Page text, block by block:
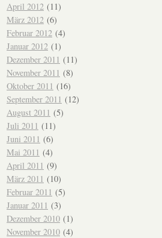
April 2012 (11)
März 2012 (6)
Februar 2012 (4)
Januar 2012 (1)
Dezember 2011 (11)
November 2011 (8)
Oktober 2011 (16)
September 2011 (12)
August 2011 (5)
Juli 2011 (11)
Juni 2011 (6)
Mai 2011 (4)
April 2011 (9)
März 2011 (10)
Februar 2011 (5)
Januar 2011 (3)
Dezember 2010 (1)
November 2010 (4)